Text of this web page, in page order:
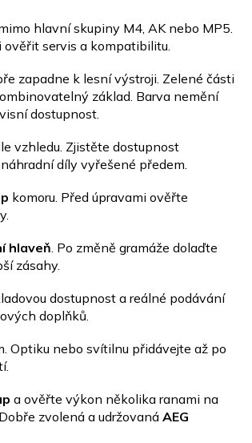
hlavní skupiny M4, AK nebo MP5.
servis a kompatibilitu.
zapadne k lesní výstroji. Zelené části
základ. Barva nemění
dostupnost.
vzhledu. Zjistěte dostupnost
díly vyřešené předem.
komoru. Před úpravami ověřte
hlaveň . Po změně gramáže dolaďte
zásahy.
dostupnost a reálné podávání
doplňků.
Optiku nebo svítilnu přidávejte až po
a ověřte výkon několika ranami na
zvolená a udržovaná AEG